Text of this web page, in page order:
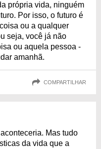
própria vida, ninguém
Por isso, o futuro é
ou a qualquer
seja, você já não
ou aquela pessoa -
amanhã.
COMPARTILHAR
Mas tudo
da vida que a